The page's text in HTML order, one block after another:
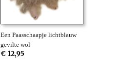
Een Paasschaapje lichtblauw
gevilte wol
€ 12,95